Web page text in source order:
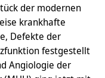
der modernen
krankhafte
Defekte der
festgestellt
Angiologie der